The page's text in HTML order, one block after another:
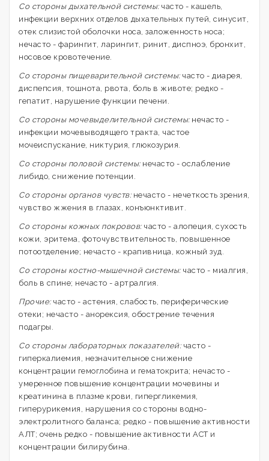
Со стороны дыхательной системы: часто - кашель,
инфекции верхних отделов дыхательных путей, синусит,
отек слизистой оболочки носа, заложенность носа;
нечасто - фарингит, ларингит, ринит, диспноэ, бронхит,
носовое кровотечение.
Со стороны пищеварительной системы: часто - диарея,
диспепсия, тошнота, рвота, боль в животе; редко -
гепатит, нарушение функции печени.
Со стороны мочевыделительной системы: нечасто -
инфекции мочевыводящего тракта, частое
мочеиспускание, никтурия, глюкозурия.
Со стороны половой системы: нечасто - ослабление
либидо, снижение потенции.
Со стороны органов чувств: нечасто - нечеткость зрения,
чувство жжения в глазах, конъюнктивит.
Со стороны кожных покровов: часто - алопеция, сухость
кожи, эритема, фоточувствительность, повышенное
потоотделение; нечасто - крапивница, кожный зуд.
Со стороны костно-мышечной системы: часто - миалгия,
боль в спине; нечасто - артралгия.
Прочие: часто - астения, слабость, периферические
отеки; нечасто - анорексия, обострение течения
подагры.
Со стороны лабораторных показателей: часто -
гиперкалиемия, незначительное снижение
концентрации гемоглобина и гематокрита; нечасто -
умеренное повышение концентрации мочевины и
креатинина в плазме крови, гипергликемия,
гиперурикемия, нарушения со стороны водно-
электролитного баланса; редко - повышение активности
АЛТ; очень редко - повышение активности ACT и
концентрации билирубина.